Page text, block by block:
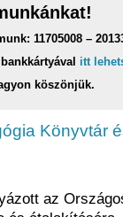
11705008 –
itt
köszönjük.
Könyvtár
az